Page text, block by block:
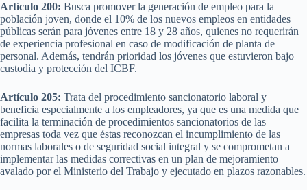
Artículo 200: Busca promover la generación de empleo para la
población joven, donde el 10% de los nuevos empleos en entidades
públicas serán para jóvenes entre 18 y 28 años, quienes no requerirán
de experiencia profesional en caso de modificación de planta de
personal. Además, tendrán prioridad los jóvenes que estuvieron bajo
custodia y protección del ICBF.
Artículo 205: Trata del procedimiento sancionatorio laboral y
beneficia especialmente a los empleadores, ya que es una medida que
facilita la terminación de procedimientos sancionatorios de las
empresas toda vez que éstas reconozcan el incumplimiento de las
normas laborales o de seguridad social integral y se comprometan a
implementar las medidas correctivas en un plan de mejoramiento
avalado por el Ministerio del Trabajo y ejecutado en plazos razonables.